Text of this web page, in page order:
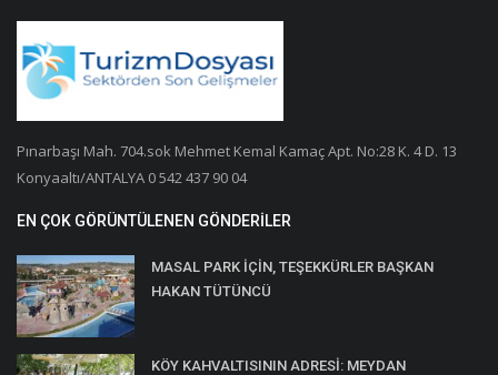
Pınarbaşı Mah. 704.sok Mehmet Kemal Kamaç Apt. No:28 K. 4 D. 13
Konyaaltı/ANTALYA 0 542 437 90 04
EN ÇOK GÖRÜNTÜLENEN GÖNDERILER
MASAL PARK İÇİN, TEŞEKKÜRLER BAŞKAN
HAKAN TÜTÜNCÜ
KÖY KAHVALTISININ ADRESİ: MEYDAN